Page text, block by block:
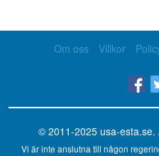
Om oss Villkor
© 2011-2025 usa-esta.se.
Vi är inte anslutna till någon